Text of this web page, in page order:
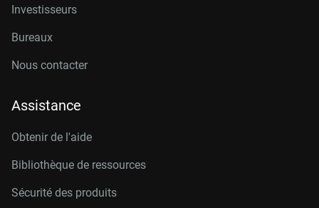
Investisseurs
Bureaux
Nous contacter
Assistance
Obtenir de l'aide
Bibliothèque de ressources
Sécurité des produits